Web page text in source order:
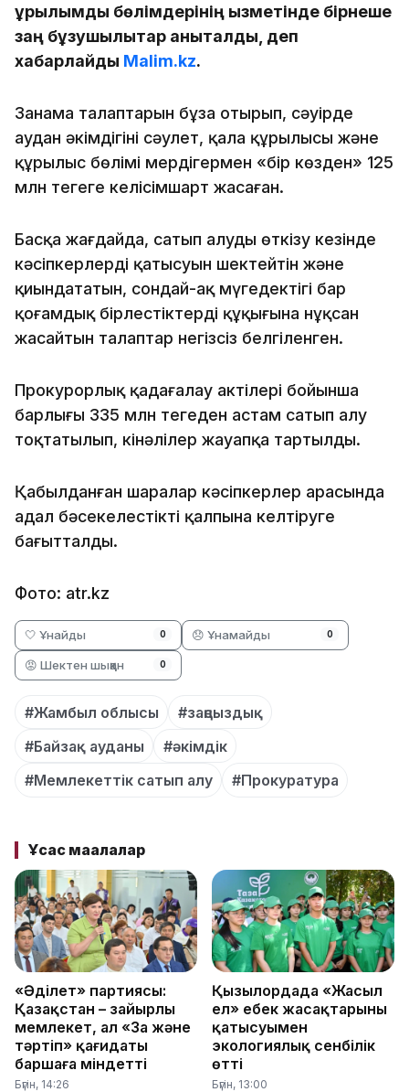
құрылымдық бөлімдерінің қызметінде бірнеше
заң бұзушылықтар анықталды, деп
хабарлайды Malim.kz.
Заңнама талаптарын бұза отырып, сәуірде
аудан әкімдігінің сәулет, қала құрылысы және
құрылыс бөлімі мердігермен «бір көзден» 125
млн теңгеге келісімшарт жасаған.
Басқа жағдайда, сатып алуды өткізу кезінде
кәсіпкерлердің қатысуын шектейтін және
қиындататын, сондай-ақ мүгедектігі бар
қоғамдық бірлестіктердің құқығына нұқсан
жасайтын талаптар негізсіз белгіленген.
Прокурорлық қадағалау актілері бойынша
барлығы 335 млн теңгеден астам сатып алу
тоқтатылып, кінәлілер жауапқа тартылды.
Қабылданған шаралар кәсіпкерлер арасында
адал бәсекелестікті қалпына келтіруге
бағытталды.
Фото: atr.kz
🤍 Ұнайды 0 😞 Ұнамайды 0
😡 Шектен шыққан 0
#Жамбыл облысы
#заңсыздық
#Байзақ ауданы
#әкімдік
#Мемлекеттік сатып алу
#Прокуратура
Ұқсас мақалалар
«Әділет» партиясы:
Қазақстан – зайырлы
мемлекет, ал «Заң және
тәртіп» қағидаты
баршаға міндетті
Бүгін, 14:26
Қызылордада «Жасыл
ел» еңбек жасақтарының
қатысуымен
экологиялық сенбілік
өтті
Бүгін, 13:00